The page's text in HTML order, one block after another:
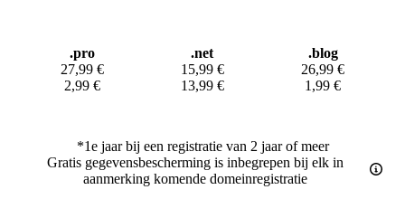
.pro
27,99 €
2,99 €
.net
15,99 €
13,99 €
.blog
26,99 €
1,99 €
*1e jaar bij een registratie van 2 jaar of meer
Gratis gegevensbescherming is inbegrepen bij elk in
aanmerking komende domeinregistratie